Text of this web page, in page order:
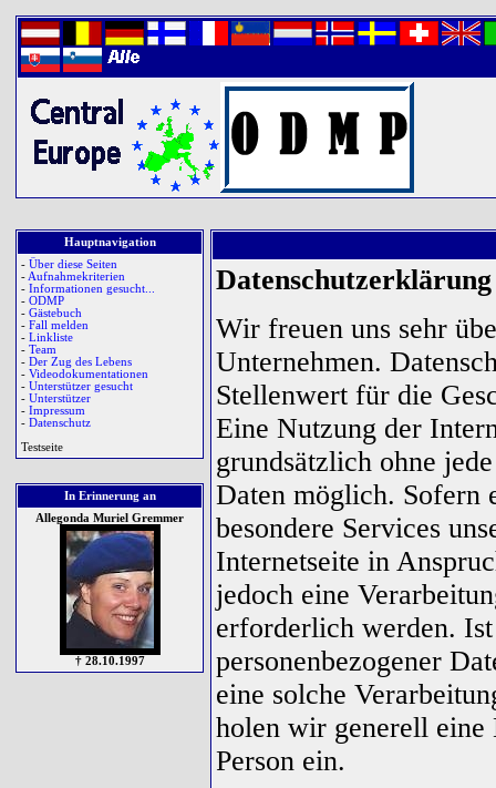
Hauptnavigation
- Über diese Seiten
- Aufnahmekriterien
- Informationen gesucht...
- ODMP
- Gästebuch
- Fall melden
- Linkliste
- Team
- Der Zug des Lebens
- Videodokumentationen
- Unterstützer gesucht
- Unterstützer
- Impressum
- Datenschutz
Testseite
In Erinnerung an
Allegonda Muriel Gremmer
† 28.10.1997
Datenschutzerklärung
Wir freuen uns sehr
Unternehmen.
Stellenwert für die
Eine Nutzung der
grundsätzlich ohne
Daten möglich. Sofern
besondere Services
Internetseite in
jedoch eine
erforderlich werden.
personenbezogener
eine solche
holen wir generell
Person ein.